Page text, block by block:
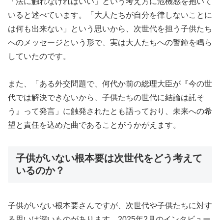
いると述べています。「大人たちが自分を律しないことに
は何も出来ない」という思いから、次世代を担う子供たち
へのメッセージという形で、実は大人たちへの警鐘を鳴ら
していたのです。
また、「ある外交問題で、何代か前の総理大臣が『今の世
代では解決できないから、子供たちの世代に結論は託そ
う』って発言」に触発されたとも語っており、未来への希
望と責任を込めた曲であることがうかがえます。
子供がいない根本要は次世代をどう考えて
いるのか？
子供がいない根本要さんですが、次世代や子供たちに対す